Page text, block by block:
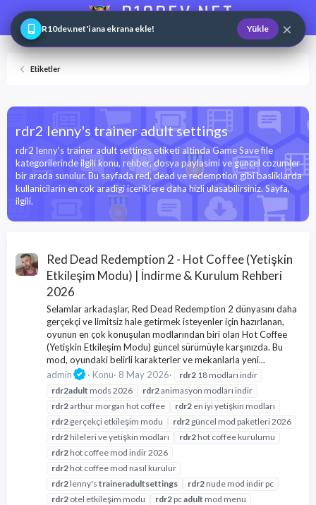
R10DEV.NET
Web ve Game Master
Etiketler
rdr2 lenny's trainer adult settings
rdr2 lenny's trainer adult settings etiketi altinda Game Save file
kategorilerinde ilgili konu, rehber, dosya paylasimi ve guncel cozumler
bir arada sunulur. Bu sayfada red, dead ve redemption gibi basliklarda
kullanicilarin en cok aradigi iceriklere daha hizli ulasabilirsiniz. Sayfa,
ilgili.
Red Dead Redemption 2 - Hot Coffee (Yetişkin
Etkileşim Modu) | İndirme & Kurulum Rehberi
2026
Selamlar arkadaşlar, Red Dead Redemption 2 dünyasını daha
gerçekçi ve limitsiz hale getirmek isteyenler için hazırlanan,
oyunun en çok konuşulan modlarından biri olan Hot Coffee
(Yetişkin Etkileşim Modu) güncel sürümüyle karşınızda. Bu
mod, oyundaki belirli karakterler ve mekanlarla yeni...
admin
Konu 8 May 2026 rdr218 modları indir
rdr2adult mods 2026 rdr2animasyon modları indir
rdr2arthur morgan hot coffee rdr2 en iyi yetişkin modları
rdr2 gerçekçi etkileşim modu rdr2 güncel mod paketleri 2026
rdr2hileleri ve yetişkin modları rdr2hot coffee kurulumu
rdr2hot coffee mod indir 2026
rdr2hot coffee mod nasıl kurulur
rdr2lenny's traineradultsettings rdr2nude mod indir pc
rdr2 otel etkileşim modu rdr2pcadult mod menu
R10dev.net'i ana ekrana ekle! Yükle ×